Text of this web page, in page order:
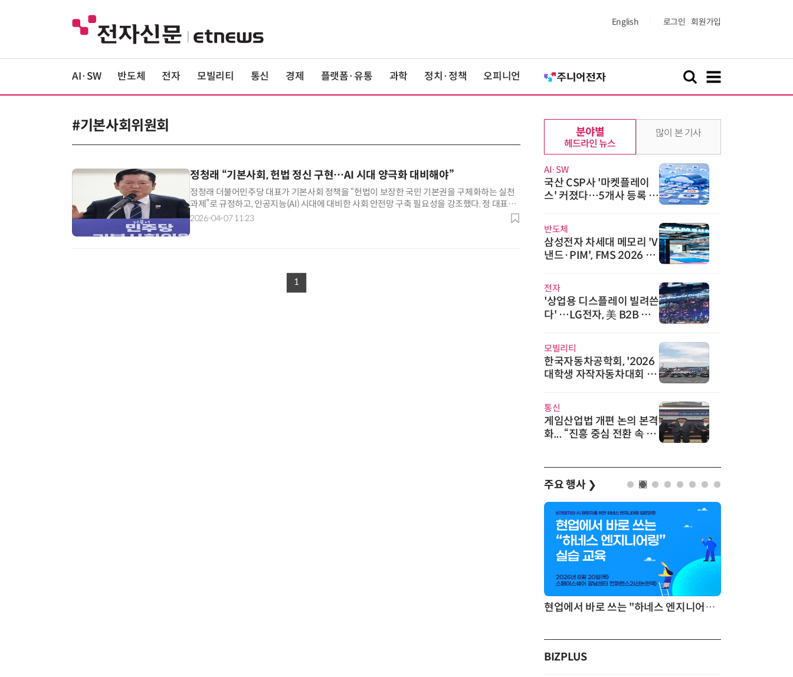
English 로그인 회원가입
AI·SW 반도체 전자 모빌리티 통신 경제 플랫폼·유통 과학 정치·정책 오피니언
#기본사회위원회
정청래 “기본사회, 헌법 정신 구현…AI 시대 양극화 대비해야”
정청래 더불어민주당 대표가 기본사회 정책을 “헌법이 보장한 국민 기본권을 구체화하는 실천
과제”로 규정하고, 인공지능(AI) 시대에 대비한 사회 안전망 구축 필요성을 강조했다. 정 대표는
7일 국회 의원회관에서 열린 기본사회위원회 3기 출범식에서 “대한민국은 헌법을 근
2026-04-07 11:23
1
분야별
헤드라인 뉴스
AI·SW
국산 CSP사 '마켓플레이
스' 커졌다…5개사 등록 솔
반도체
삼성전자 차세대 메모리 'V
낸드·PIM', FMS 2026 어
전자
'상업용 디스플레이 빌려쓴
다' …LG전자, 美 B2B 구
모빌리티
한국자동차공학회, '2026
대학생 자작자동차대회 포
통신
게임산업법 개편 논의 본격
화... “진흥 중심 전환 속 세
많이 본 기사
주요 행사 ❯
현업에서 바로 쓰는 "하네스 엔지니어링" 실습 교육
BIZPLUS